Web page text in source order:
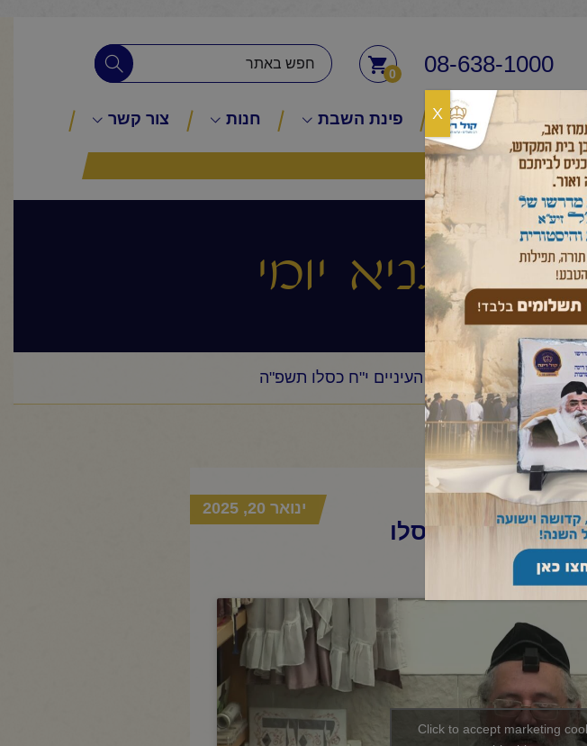
08-638-1000
0
שאלות ותשובות פינת השבת חנות צור קשר
היה שותף
ותניא יומי
תניא יומי ובגובה העיניים י"ח כסלו תשפ"ה
העיניים י"ח כסלו
ינואר 20, 2025
Click to accept marketing
X